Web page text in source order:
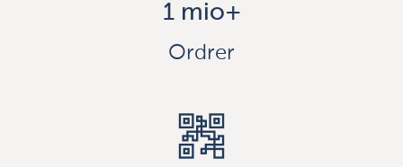
1 mio+
Ordrer